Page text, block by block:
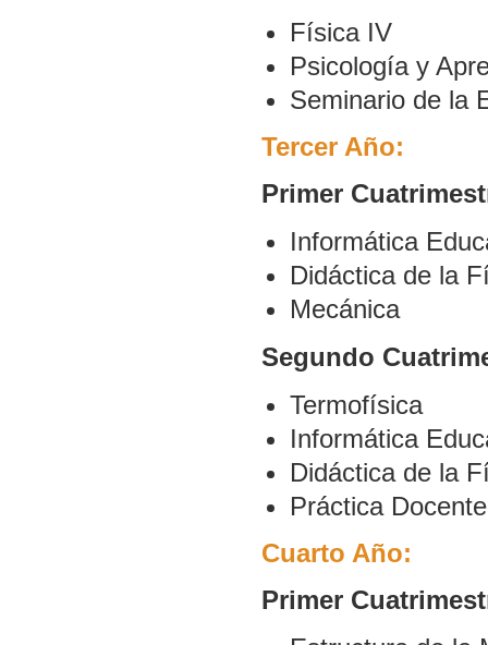
Física IV
Psicología y
Seminario de la
Tercer Año:
Primer
Informática
Didáctica de la
Mecánica
Segundo
Termofísica
Informática
Didáctica de la
Práctica
Cuarto Año:
Primer